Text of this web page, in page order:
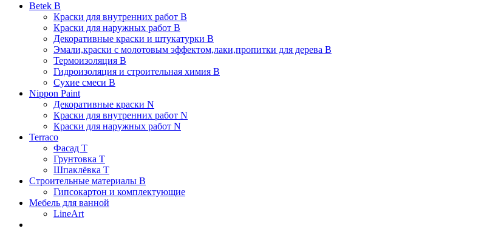
Betek B
Краски для внутренних работ B
Краски для наружных работ B
Декоративные краски и штукатурки В
Эмали,краски с молотовым эффектом,лаки,пропитки для дерева В
Термоизоляция В
Гидроизоляция и строительная химия В
Сухие смеси B
Nippon Paint
Декоративные краски N
Краски для внутренних работ N
Краски для наружных работ N
Terraco
Фасад Т
Грунтовка T
Шпаклёвка T
Строительные материалы В
Гипсокартон и комплектующие
Мебель для ванной
LineArt